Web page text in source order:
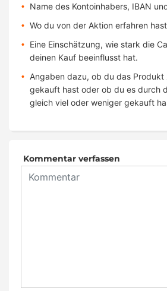
Name des Kontoinhabers, IBAN
Wo du von der Aktion erfahren
Eine Einschätzung, wie stark die
deinen Kauf beeinflusst hat.
Angaben dazu, ob du das Produkt
gekauft hast oder ob du es durch
gleich viel oder weniger gekauft
Kommentar verfassen